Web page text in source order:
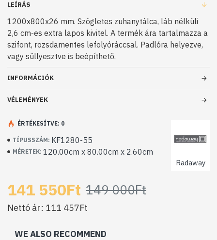
LEÍRÁS
1200x800x26 mm. Szögletes zuhanytálca, láb nélküli
2,6 cm-es extra lapos kivitel. A termék ára tartalmazza a
szifont, rozsdamentes lefolyóráccsal. Padlóra helyezve,
vagy süllyesztve is beépíthető.
INFORMÁCIÓK
VÉLEMÉNYEK
TÍPUSSZÁM: KF1280-55
MÉRETEK: 120.00cm x 80.00cm x 2.60cm
Radaway
ÉRTÉKESÍTVE: 0
141 550Ft 149 000Ft
Nettó ár: 111 457Ft
WE ALSO RECOMMEND